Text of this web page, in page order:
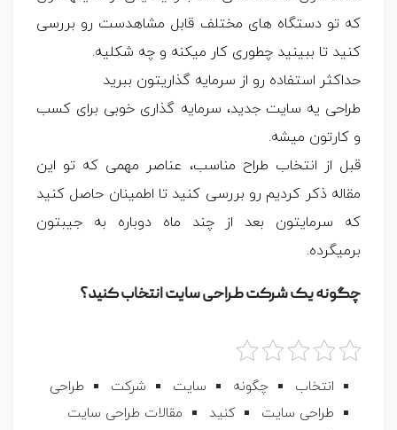
که تو دستگاه های مختلف قابل مشاهدست رو بررسی
کنید تا ببینید چطوری کار میکنه و چه شکلیه.
حداکثر استفاده رو از سرمایه گذاریتون ببرید
طراحی یه سایت جدید، سرمایه گذاری خوبی برای کسب
و کارتون میشه.
قبل از انتخاب طراح مناسب، عناصر مهمی که تو این
مقاله ذکر کردیم رو بررسی کنید تا اطمینان حاصل کنید
که سرمایتون بعد از چند ماه دوباره به جیبتون
برمیگرده.
چگونه یک شرکت طراحی سایت انتخاب کنید؟
انتخاب چگونه سایت شرکت
طراحی
طراحی سایت
کنید
مقالات طراحی سایت